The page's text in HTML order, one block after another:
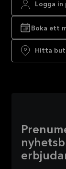
Logga in
Boka ett
Hitta